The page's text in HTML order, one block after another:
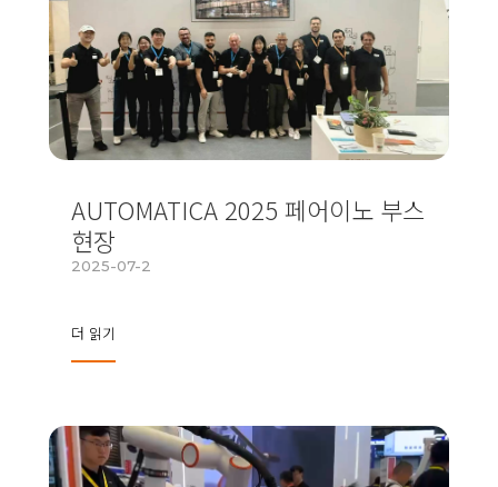
AUTOMATICA 2025 페어이노 부스
현장
2025-07-2
더 읽기